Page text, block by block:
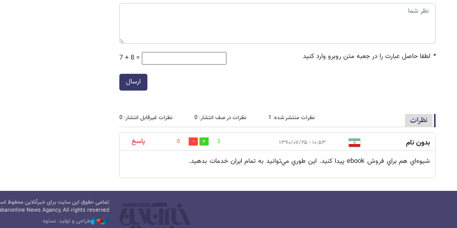
* لطفا حاصل عبارت را در جعبه متن روبرو وارد کنید 7 + 8 =
ارسال
نظرات نظرات منتشر شده: 1 نظرات در صف انتشار: 0 نظرات غیرقابل انتشار: 0
بدون نام ۱۰:۵۳ - ۱۳۹۰/۰۷/۲۵ 3
0
پاسخ
شيوه‌اي هم براي فروش ebook پيدا كنيد. اين طوري مي‌توانيد به تمام ايران خدمات بدهيد.
تمامی حقوق این سایت برای خبرآنلاین محفوظ
News Agancy, All rights reserved
طراحی و تولید: نستوه